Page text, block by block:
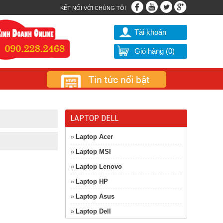
KẾT NỐI VỚI CHÚNG TÔI
Tài khoản
Giỏ hàng (0)
LAPTOP DELL
» Laptop Acer
» Laptop MSI
» Laptop Lenovo
» Laptop HP
» Laptop Asus
» Laptop Dell